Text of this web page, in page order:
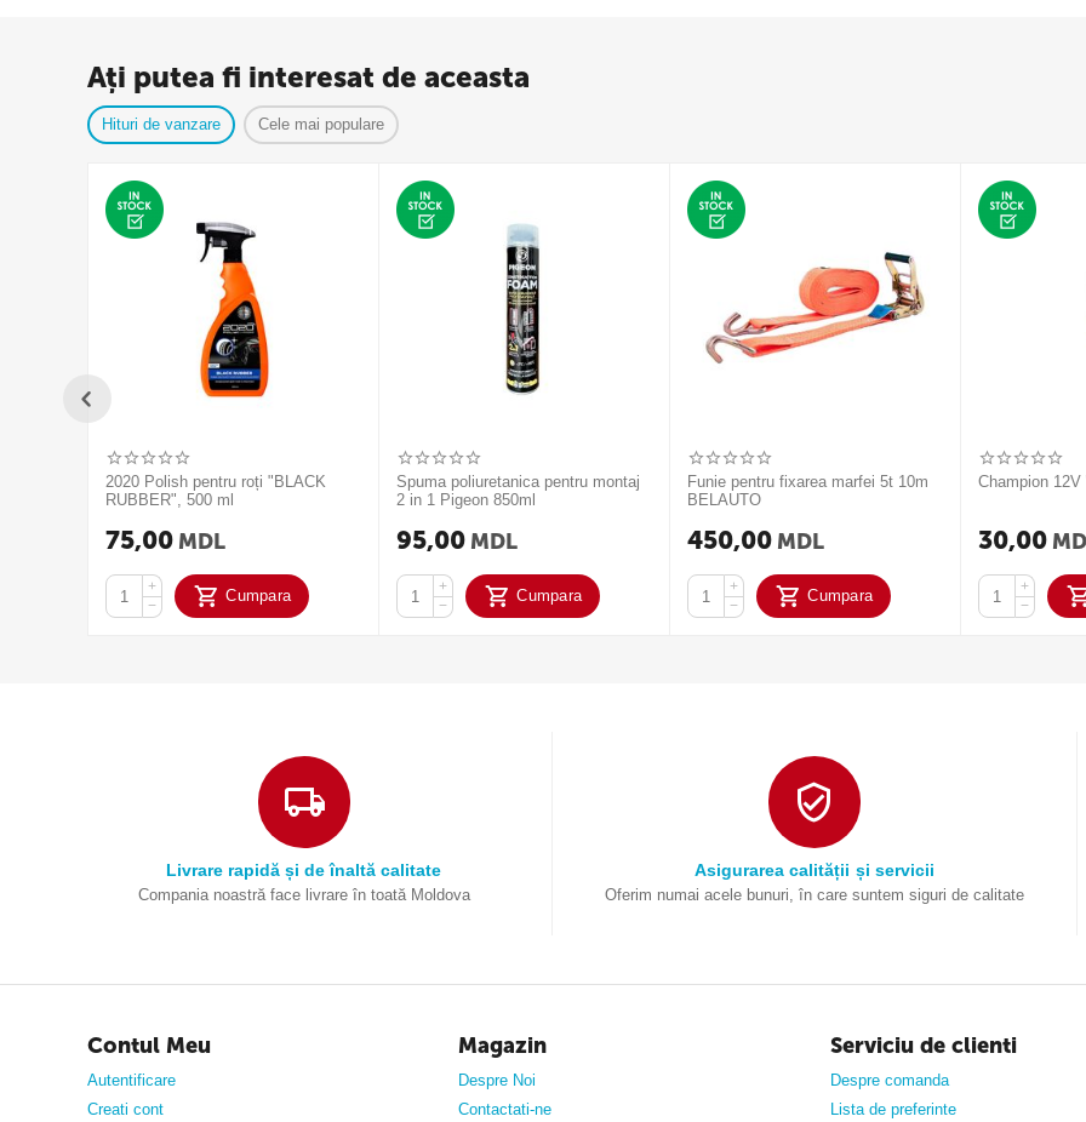
Ați putea fi interesat de aceasta
Hituri de vanzare Cele mai populare
2020 Polish pentru roți "BLACK
RUBBER", 500 ml
75,00 MDL
+
−
Cumpara
Spuma poliuretanica pentru montaj
2 in 1 Pigeon 850ml
95,00 MDL
+
−
Cumpara
Funie pentru fixarea marfei 5t 10m
BELAUTO
450,00 MDL
+
−
Cumpara
Champion
30,00
+
−
Livrare rapidă și de înaltă calitate
Compania noastră face livrare în toată Moldova
Asigurarea calității și servicii
Oferim numai acele bunuri, în care suntem siguri de calitate
Contul Meu
Autentificare
Creati cont
Magazin
Despre Noi
Contactati-ne
Serviciu de clienti
Despre comanda
Lista de preferinte